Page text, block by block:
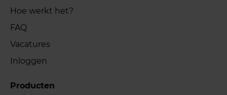
Hoe werkt het?
FAQ
Vacatures
Inloggen
Producten